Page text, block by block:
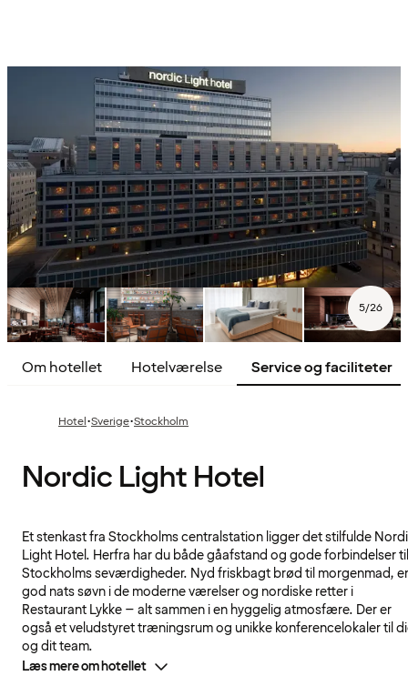
5/26
Om hotellet Hotelværelse Service og faciliteter
Hotel·Sverige·Stockholm
Nordic Light Hotel
Et stenkast fra Stockholms centralstation ligger det stilfulde
Light Hotel. Herfra har du både gåafstand og gode forbindelser til
Stockholms seværdigheder. Nyd friskbagt brød til morgenmad,
god nats søvn i de moderne værelser og nordiske retter i
Restaurant Lykke – alt sammen i en hyggelig atmosfære. Der er
også et veludstyret træningsrum og unikke konferencelokaler til
og dit team.
Læs mere om hotellet